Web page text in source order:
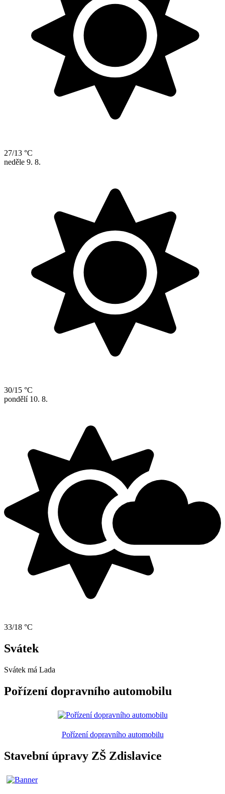
27/13 °C
neděle 9. 8.
30/15 °C
pondělí 10. 8.
33/18 °C
Svátek
Svátek má Lada
Pořízení dopravního automobilu
Pořízení dopravního automobilu
Stavební úpravy ZŠ Zdislavice